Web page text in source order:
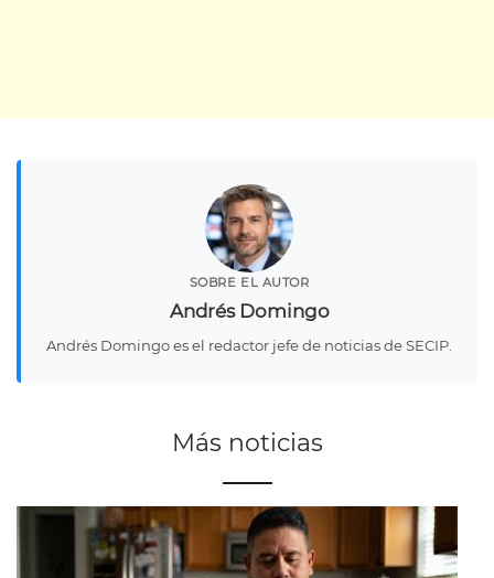
SOBRE EL AUTOR
Andrés Domingo
Andrés Domingo es el redactor jefe de noticias de SECIP.
Más noticias